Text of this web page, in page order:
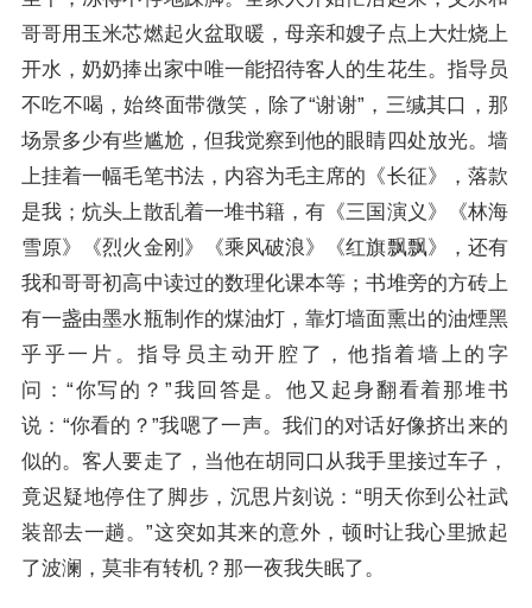
哥哥用玉米芯燃起火盆取暖，母亲和嫂子点上大灶烧上
开水，奶奶捧出家中唯一能招待客人的生花生。指导员
不吃不喝，始终面带微笑，除了“谢谢”，三缄其口，那
场景多少有些尴尬，但我觉察到他的眼睛四处放光。墙
上挂着一幅毛笔书法，内容为毛主席的《长征》，落款
是我；炕头上散乱着一堆书籍，有《三国演义 》《林海
雪原》《烈火金刚》《乘风破浪》《红旗飘飘》，还有
我和哥哥初高中读过的数理化课本等；书堆旁的方砖上
有一盏由墨水瓶制作的煤油灯，靠灯墙面熏出的油煙黑
乎乎一片。指导员主动开腔了，他指着墙上的字
问：“你写的？”我回答是。他又起身翻看着那堆书
说：“你看的？”我嗯了一声。我们的对话好像挤出来的
似的。客人要走了，当他在胡同口从我手里接过车子，
竟迟疑地停住了脚步，沉思片刻说：“明天你到公社武
装部去一趟。”这突如其来的意外，顿时让我心里掀起
了波澜，莫非有转机？那一夜我失眠了。